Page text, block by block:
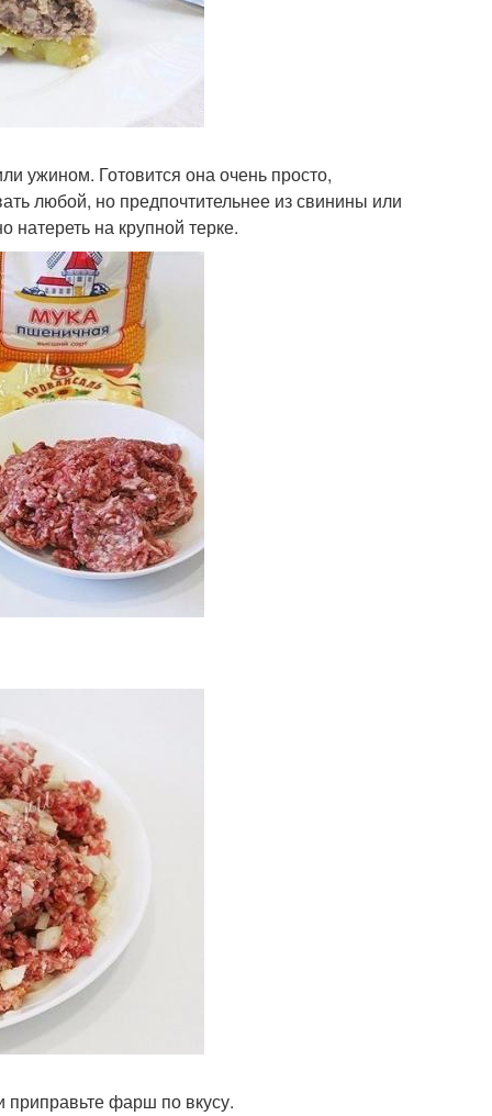
ужином. Готовится она очень просто,
любой, но предпочтительнее из свинины или
на крупной терке.
фарш по вкусу.